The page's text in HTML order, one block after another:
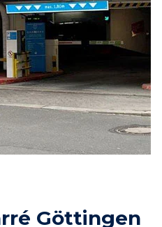
Göttingen